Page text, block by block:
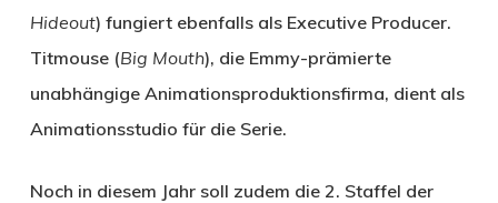
Hideout) fungiert ebenfalls als Executive Producer.
Titmouse (Big Mouth), die Emmy-prämierte
unabhängige Animationsproduktionsfirma, dient als
Animationsstudio für die Serie.
Noch in diesem Jahr soll zudem die 2. Staffel der